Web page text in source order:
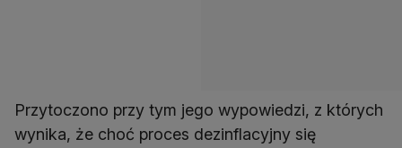
Przytoczono przy tym jego wypowiedzi, z których
wynika, że choć proces dezinflacyjny się